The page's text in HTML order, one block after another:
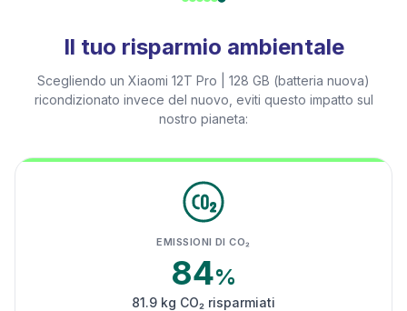
Il tuo risparmio ambientale
Scegliendo un Xiaomi 12T Pro | 128 GB (batteria nuova)
ricondizionato invece del nuovo, eviti questo impatto sul
nostro pianeta:
EMISSIONI DI CO₂
84%
81.9 kg CO₂ risparmiati